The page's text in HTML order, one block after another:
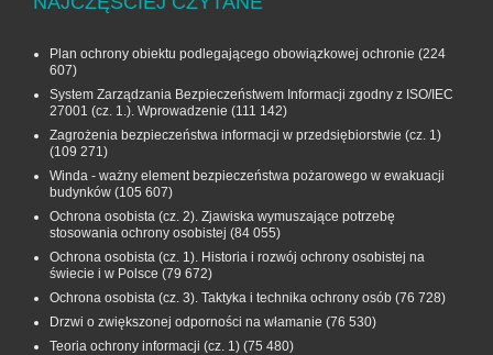
Plan ochrony obiektu podlegającego obowiązkowej ochronie (224
607)
System Zarządzania Bezpieczeństwem Informacji zgodny z ISO/IEC
27001 (cz. 1.). Wprowadzenie (111 142)
Zagrożenia bezpieczeństwa informacji w przedsiębiorstwie (cz. 1)
(109 271)
Winda - ważny element bezpieczeństwa pożarowego w ewakuacji
budynków (105 607)
Ochrona osobista (cz. 2). Zjawiska wymuszające potrzebę
stosowania ochrony osobistej (84 055)
Ochrona osobista (cz. 1). Historia i rozwój ochrony osobistej na
świecie i w Polsce (79 672)
Ochrona osobista (cz. 3). Taktyka i technika ochrony osób (76 728)
Drzwi o zwiększonej odporności na włamanie (76 530)
Teoria ochrony informacji (cz. 1) (75 480)